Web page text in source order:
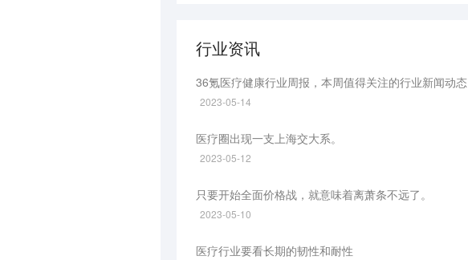
行业资讯
36氪医疗健康行业周报，本周值得关注的行业新闻动态
2023-05-14
医疗圈出现一支上海交大系。
2023-05-12
只要开始全面价格战，就意味着离萧条不远了。
2023-05-10
医疗行业要看长期的韧性和耐性